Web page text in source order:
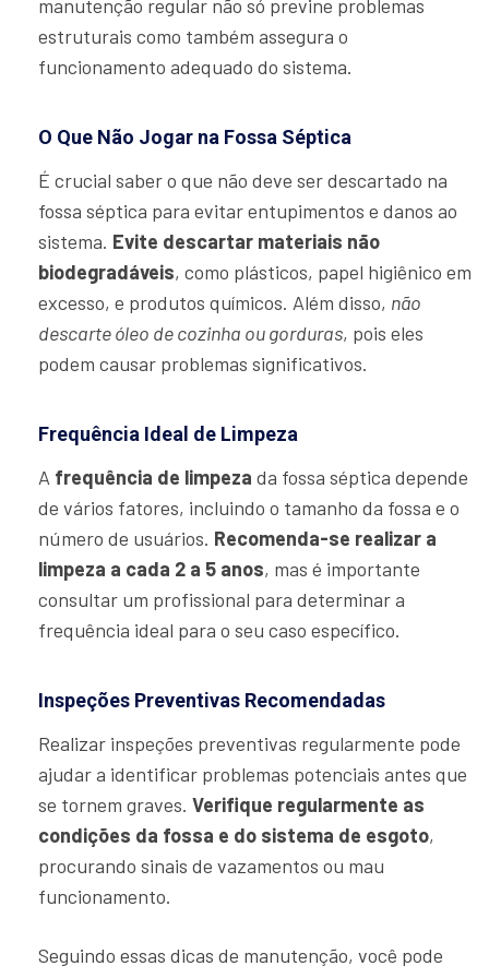
manutenção regular não só previne problemas
estruturais como também assegura o
funcionamento adequado do sistema.
O Que Não Jogar na Fossa Séptica
É crucial saber o que não deve ser descartado na
fossa séptica para evitar entupimentos e danos ao
sistema. Evite descartar materiais não
biodegradáveis, como plásticos, papel higiênico em
excesso, e produtos químicos. Além disso, não
descarte óleo de cozinha ou gorduras, pois eles
podem causar problemas significativos.
Frequência Ideal de Limpeza
A frequência de limpeza da fossa séptica depende
de vários fatores, incluindo o tamanho da fossa e o
número de usuários. Recomenda-se realizar a
limpeza a cada 2 a 5 anos, mas é importante
consultar um profissional para determinar a
frequência ideal para o seu caso específico.
Inspeções Preventivas Recomendadas
Realizar inspeções preventivas regularmente pode
ajudar a identificar problemas potenciais antes que
se tornem graves. Verifique regularmente as
condições da fossa e do sistema de esgoto,
procurando sinais de vazamentos ou mau
funcionamento.
Seguindo essas dicas de manutenção, você pode